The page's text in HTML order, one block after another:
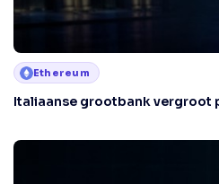
Ethereum
Italiaanse grootbank vergroot